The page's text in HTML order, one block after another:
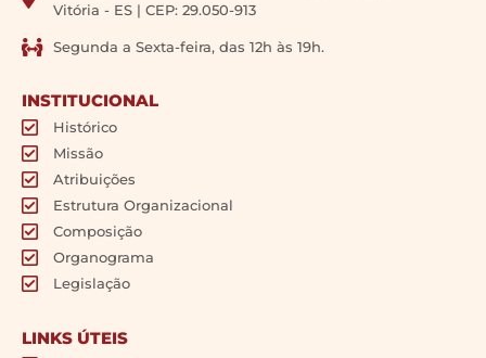
Vitória - ES | CEP: 29.050-913
Segunda a Sexta-feira, das 12h às 19h.
INSTITUCIONAL
Histórico
Missão
Atribuições
Estrutura Organizacional
Composição
Organograma
Legislação
LINKS ÚTEIS